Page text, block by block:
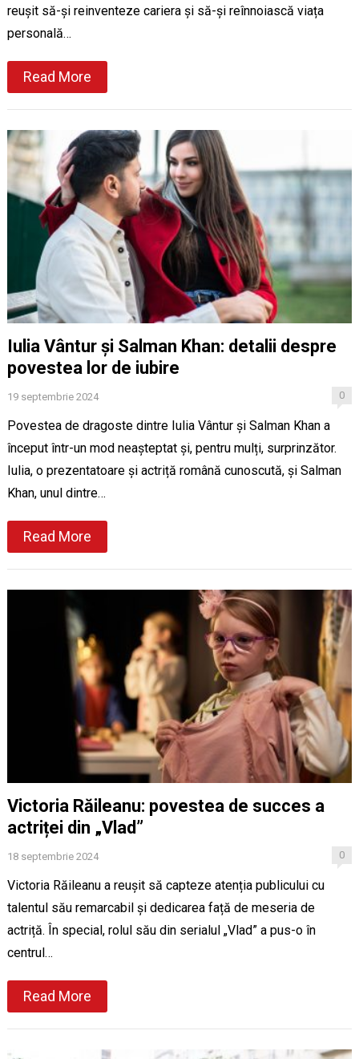
reușit să-și reinventeze cariera și să-și reînnoiască viața
personală…
Read More
Iulia Vântur și Salman Khan: detalii despre
povestea lor de iubire
19 septembrie 2024 0
Povestea de dragoste dintre Iulia Vântur și Salman Khan a
început într-un mod neașteptat și, pentru mulți, surprinzător.
Iulia, o prezentatoare și actriță română cunoscută, și Salman
Khan, unul dintre…
Read More
Victoria Răileanu: povestea de succes a
actriței din „Vlad”
18 septembrie 2024 0
Victoria Răileanu a reușit să capteze atenția publicului cu
talentul său remarcabil și dedicarea față de meseria de
actriță. În special, rolul său din serialul „Vlad” a pus-o în
centrul…
Read More